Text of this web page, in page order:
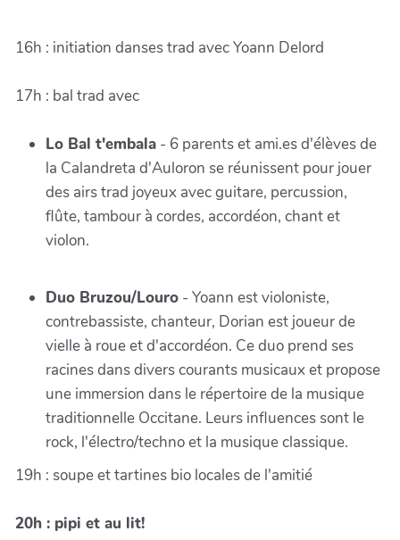
16h : initiation danses trad avec Yoann Delord
17h : bal trad avec
Lo Bal t'embala - 6 parents et ami.es d'élèves de
la Calandreta d'Auloron se réunissent pour jouer
des airs trad joyeux avec guitare, percussion,
flûte, tambour à cordes, accordéon, chant et
violon.
Duo Bruzou/Louro - Yoann est violoniste,
contrebassiste, chanteur, Dorian est joueur de
vielle à roue et d'accordéon. Ce duo prend ses
racines dans divers courants musicaux et propose
une immersion dans le répertoire de la musique
traditionnelle Occitane. Leurs influences sont le
rock, l'électro/techno et la musique classique.
19h : soupe et tartines bio locales de l'amitié
20h : pipi et au lit!